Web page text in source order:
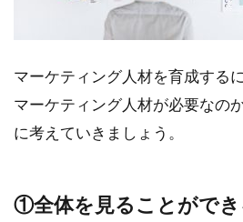
ステ
1：現
状の
ステ
マーケティング人材を育成する
マーケティング人材が必要なの
に考えていきましょう。
①全体を見ることがで